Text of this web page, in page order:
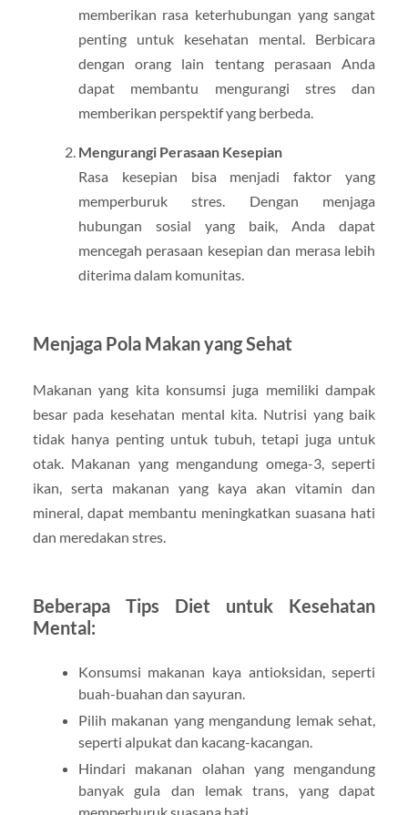
memberikan rasa keterhubungan yang sangat
penting untuk kesehatan mental. Berbicara
dengan orang lain tentang perasaan Anda
dapat membantu mengurangi stres dan
memberikan perspektif yang berbeda.
Mengurangi Perasaan Kesepian
Rasa kesepian bisa menjadi faktor yang
memperburuk stres. Dengan menjaga
hubungan sosial yang baik, Anda dapat
mencegah perasaan kesepian dan merasa lebih
diterima dalam komunitas.
Menjaga Pola Makan yang Sehat
Makanan yang kita konsumsi juga memiliki dampak
besar pada kesehatan mental kita. Nutrisi yang baik
tidak hanya penting untuk tubuh, tetapi juga untuk
otak. Makanan yang mengandung omega-3, seperti
ikan, serta makanan yang kaya akan vitamin dan
mineral, dapat membantu meningkatkan suasana hati
dan meredakan stres.
Beberapa Tips Diet untuk Kesehatan
Mental:
Konsumsi makanan kaya antioksidan, seperti
buah-buahan dan sayuran.
Pilih makanan yang mengandung lemak sehat,
seperti alpukat dan kacang-kacangan.
Hindari makanan olahan yang mengandung
banyak gula dan lemak trans, yang dapat